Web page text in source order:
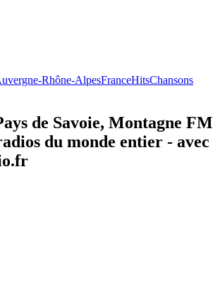
Rhône-AlpesFranceHitsChansons
de Savoie, Montagne FM
du monde entier - avec